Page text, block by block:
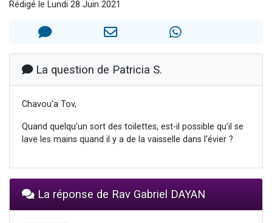
Il reste 49 places pour étudier en groupe sur Zoom
12 nouvelles musiques dans Torah-Box Music
2 personnes viennent de nous rejoindre sur WhatsApp
Rédigé le Lundi 28 Juin 2021
La question de Patricia S.
Chavou'a Tov,
Quand quelqu’un sort des toilettes, est-il possible qu’il se
lave les mains quand il y a de la vaisselle dans l'évier ?
La réponse de Rav Gabriel DAYAN